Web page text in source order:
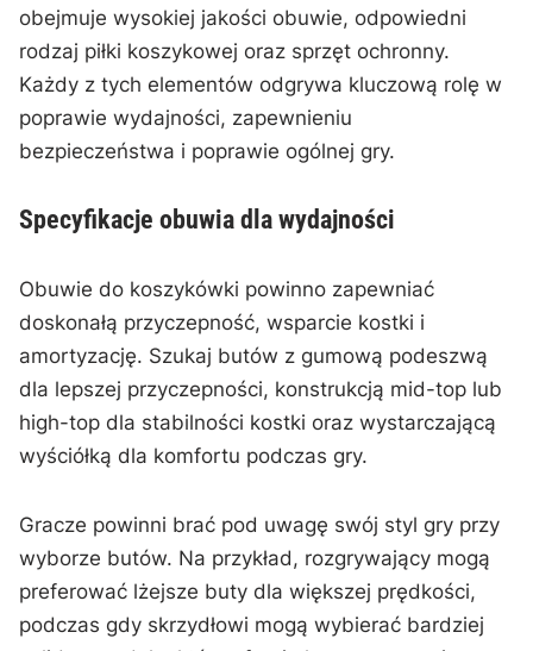
obejmuje wysokiej jakości obuwie, odpowiedni
rodzaj piłki koszykowej oraz sprzęt ochronny.
Każdy z tych elementów odgrywa kluczową rolę w
poprawie wydajności, zapewnieniu
bezpieczeństwa i poprawie ogólnej gry.
Specyfikacje obuwia dla wydajności
Obuwie do koszykówki powinno zapewniać
doskonałą przyczepność, wsparcie kostki i
amortyzację. Szukaj butów z gumową podeszwą
dla lepszej przyczepności, konstrukcją mid-top lub
high-top dla stabilności kostki oraz wystarczającą
wyściółką dla komfortu podczas gry.
Gracze powinni brać pod uwagę swój styl gry przy
wyborze butów. Na przykład, rozgrywający mogą
preferować lżejsze buty dla większej prędkości,
podczas gdy skrzydłowi mogą wybierać bardziej